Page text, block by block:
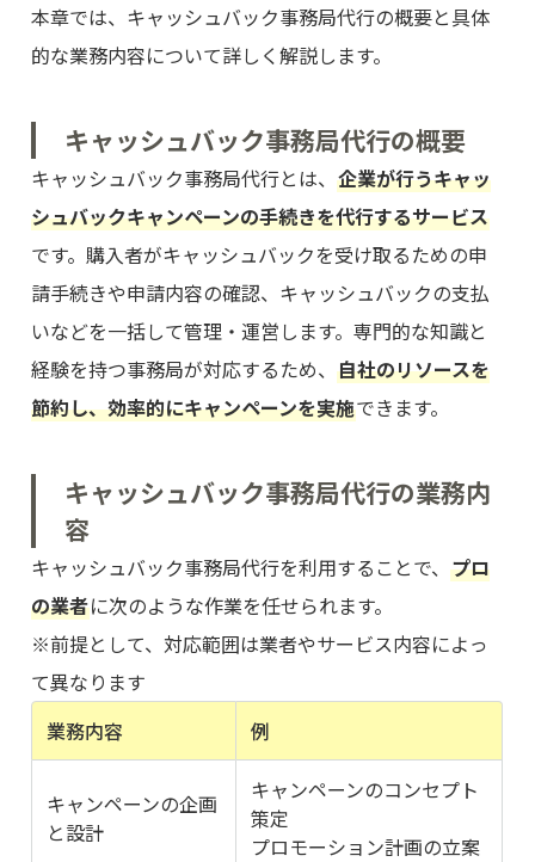
本章では、キャッシュバック事務局代行の概要と具体
的な業務内容について詳しく解説します。
キャッシュバック事務局代行の概要
キャッシュバック事務局代行とは、企業が行うキャッ
シュバックキャンペーンの手続きを代行するサービス
です。購入者がキャッシュバックを受け取るための申
請手続きや申請内容の確認、キャッシュバックの支払
いなどを一括して管理・運営します。専門的な知識と
経験を持つ事務局が対応するため、自社のリソースを
節約し、効率的にキャンペーンを実施できます。
キャッシュバック事務局代行の業務内
容
キャッシュバック事務局代行を利用することで、プロ
の業者に次のような作業を任せられます。
※前提として、対応範囲は業者やサービス内容によっ
て異なります
業務内容
例
キャンペーンの企画
と設計
キャンペーンのコンセプト
策定
プロモーション計画の立案